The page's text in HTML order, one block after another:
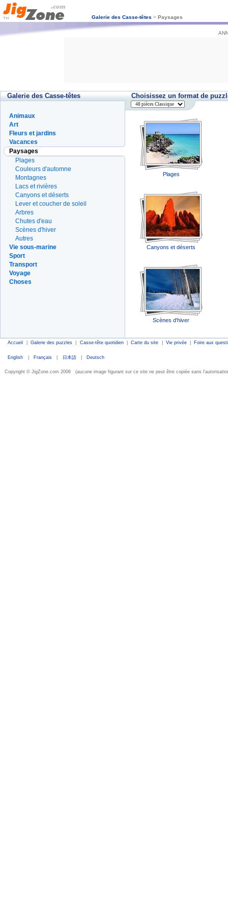
Galerie des Casse-têtes >Paysages
Galerie des Casse-têtes Choisissez un format de
Plages
Canyons et déserts
Scènes d'hiver
Animaux
Art
Fleurs et jardins
Vacances
Paysages
Plages
Couleurs d'automne
Montagnes
Lacs et rivières
Canyons et déserts
Lever et coucher de soleil
Arbres
Chutes d'eau
Scènes d'hiver
Autres
Vie sous-marine
Sport
Transport
Voyage
Choses
Accueil Galerie des puzzles Casse-tête quotidien Carte du site Vie privée Foire aux
English Français 日本語 Deutsch
Copyright © JigZone.com 2006 (aucune image figurant sur ce site ne peut être copiée sans